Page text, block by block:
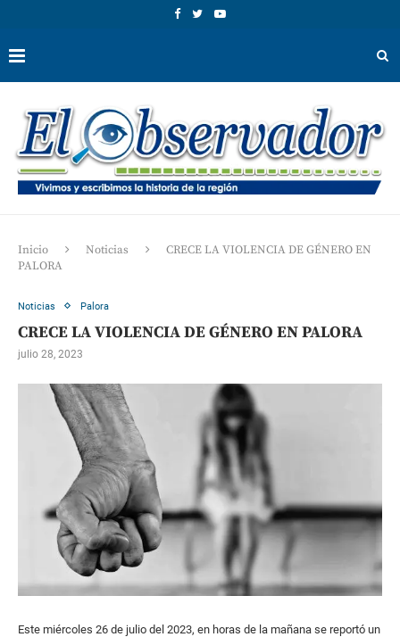
Inicio Noticias
CRECE LA VIOLENCIA DE GÉNERO EN
PALORA
Noticias Palora
CRECE LA VIOLENCIA DE GÉNERO EN PALORA
julio 28, 2023
Este miércoles 26 de julio del 2023, en horas de la mañana se reportó un